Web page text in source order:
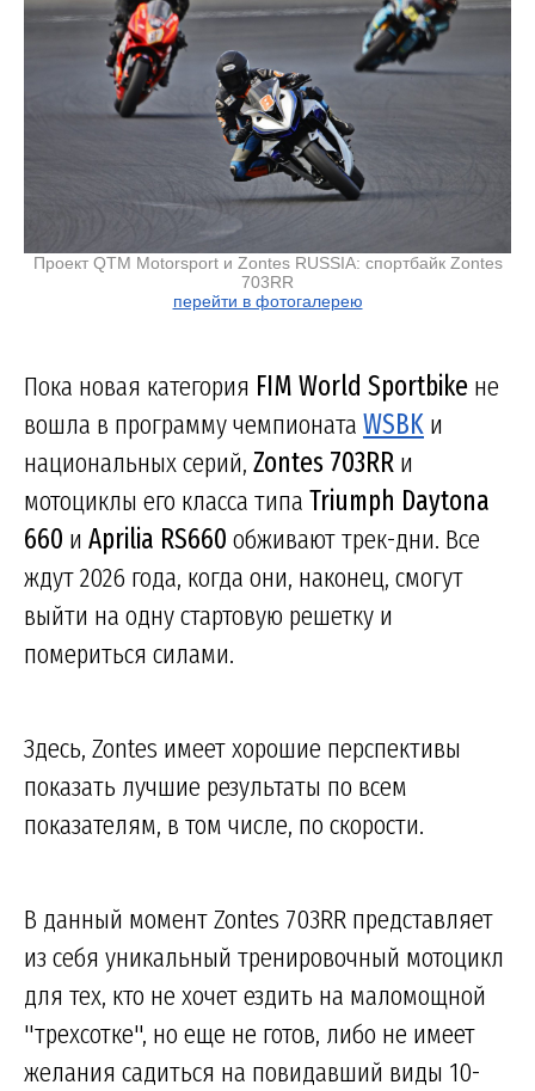
Проект QTM Motorsport и Zontes RUSSIA: спортбайк Zontes
703RR
перейти в фотогалерею
Пока новая категория FIM World Sportbike не
вошла в программу чемпионата WSBK и
национальных серий, Zontes 703RR и
мотоциклы его класса типа Triumph Daytona
660 и Aprilia RS660 обживают трек-дни. Все
ждут 2026 года, когда они, наконец, смогут
выйти на одну стартовую решетку и
помериться силами.
Здесь, Zontes имеет хорошие перспективы
показать лучшие результаты по всем
показателям, в том числе, по скорости.
В данный момент Zontes 703RR представляет
из себя уникальный тренировочный мотоцикл
для тех, кто не хочет ездить на маломощной
"трехсотке", но еще не готов, либо не имеет
желания садиться на повидавший виды 10-